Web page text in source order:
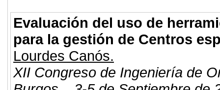
Evaluación del uso de
para la gestión de Centros
Lourdes Canós.
XII Congreso de Ingeniería de